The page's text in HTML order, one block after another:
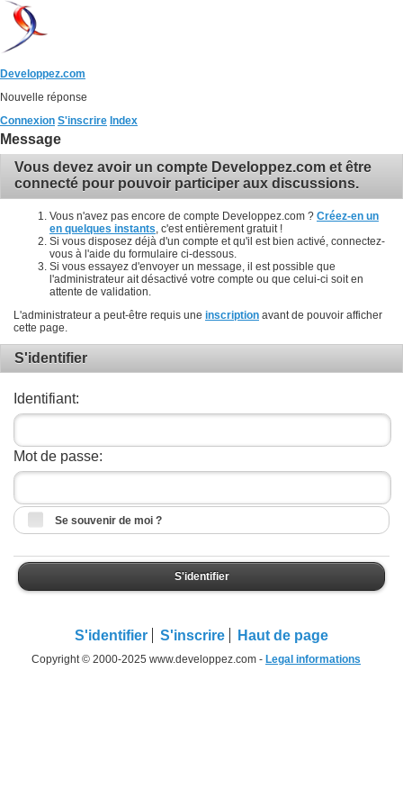
Developpez.com
Nouvelle réponse
Connexion S'inscrire Index
Message
Vous devez avoir un compte Developpez.com et être
connecté pour pouvoir participer aux discussions.
Vous n'avez pas encore de compte Developpez.com ? Créez-en un
en quelques instants , c'est entièrement gratuit !
Si vous disposez déjà d'un compte et qu'il est bien activé, connectez-
vous à l'aide du formulaire ci-dessous.
Si vous essayez d'envoyer un message, il est possible que
l'administrateur ait désactivé votre compte ou que celui-ci soit en
attente de validation.
L'administrateur a peut-être requis une inscription avant de pouvoir afficher
cette page.
S'identifier
Identifiant:
Mot de passe:
Se souvenir de moi ?
S'identifier
S'identifier S'inscrire Haut de page
Copyright © 2000-2025 www.developpez.com - Legal informations